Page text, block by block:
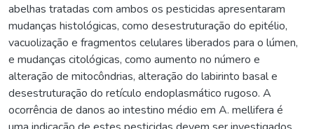
abelhas tratadas com ambos os pesticidas apresentaram
mudanças histológicas, como desestruturação do epitélio,
vacuolização e fragmentos celulares liberados para o lúmen,
e mudanças citológicas, como aumento no número e
alteração de mitocôndrias, alteração do labirinto basal e
desestruturação do retículo endoplasmático rugoso. A
ocorrência de danos ao intestino médio em A. mellifera é